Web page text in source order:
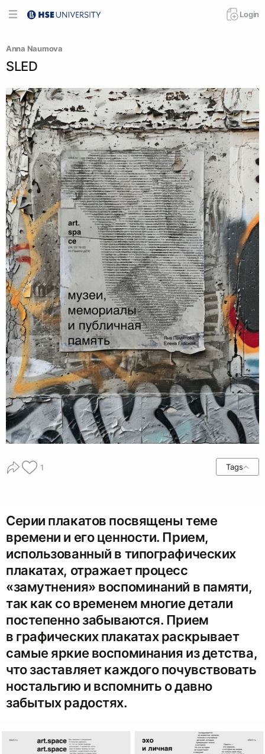
Login
Anna Naumova
SLED
1 Tags
Серии плакатов посвящены теме
времени и его ценности. Прием,
использованный в типографических
плакатах, отражает процесс
«замутнения» воспоминаний в памяти,
так как со временем многие детали
постепенно забываются. Прием
в графических плакатах раскрывает
самые яркие воспоминания из детства,
что заставляет каждого почувствовать
ностальгию и вспомнить о давно
забытых радостях.